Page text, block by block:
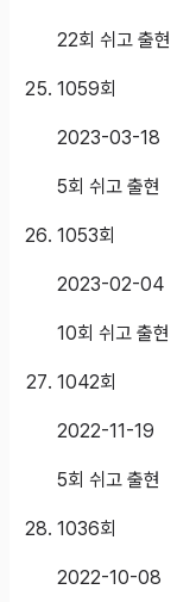
22회 쉬고 출현
1059회
2023-03-18
5회 쉬고 출현
1053회
2023-02-04
10회 쉬고 출현
1042회
2022-11-19
5회 쉬고 출현
1036회
2022-10-08